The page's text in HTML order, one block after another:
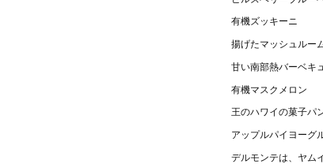
有機ズッキーニ
揚げたマッシュルー
甘い南部熱バーベキ
有機マスクメロン
王のハワイの菓子パ
アップルパイヨーグ
デルモンテは、ヤム